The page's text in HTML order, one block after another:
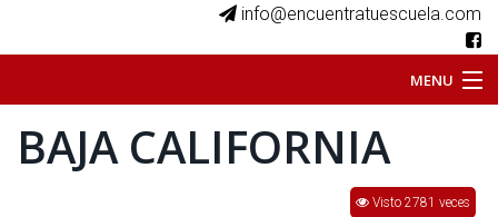
info@encuentratuescuela.com
MENU
INICIO
BAJA CALIFORNIA
Visto 2781 veces